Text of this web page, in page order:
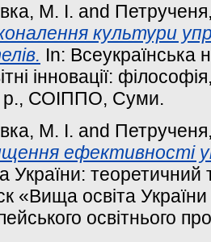
М. І. and
культури
In: Всеукраїнська
інновації:
р., СОІППО, Суми.
М. І. and
ефективності
України:
«Вища освіта України
освітнього